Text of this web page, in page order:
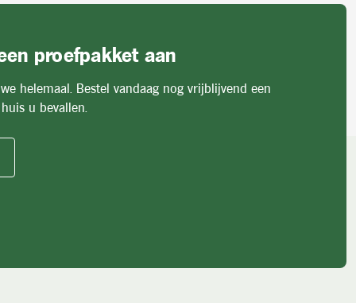
proefpakket aan
helemaal. Bestel vandaag nog vrijblijvend een
u bevallen.